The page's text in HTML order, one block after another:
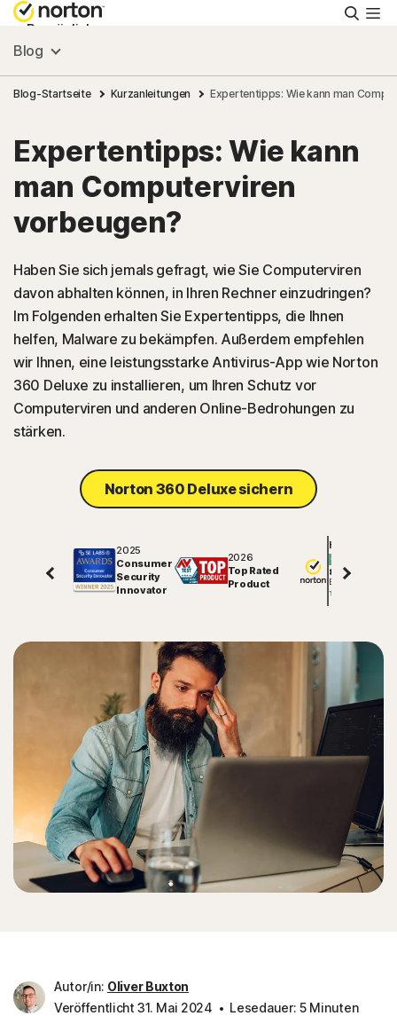
Persönlich
Small Business
Ressourcen
Support
Deutschland
Einloggen
Blog
Blog-Startseite Kurzanleitungen Expertentipps: Wie kann man
Expertentipps: Wie kann
man Computerviren
vorbeugen?
Haben Sie sich jemals gefragt, wie Sie Computerviren
davon abhalten können, in Ihren Rechner einzudringen?
Im Folgenden erhalten Sie Expertentipps, die Ihnen
helfen, Malware zu bekämpfen. Außerdem empfehlen
wir Ihnen, eine leistungsstarke Antivirus-App wie Norton
360 Deluxe zu installieren, um Ihren Schutz vor
Computerviren und anderen Online-Bedrohungen zu
stärken.
Norton 360 Deluxe sichern
2025
Consumer
Security
Innovator
2026
Top Rated
Product
Hervorragend
81904
Bewertungen auf
Autor/in: Oliver Buxton
Veröffentlicht 31. Mai 2024
Lesedauer: 5 Minuten